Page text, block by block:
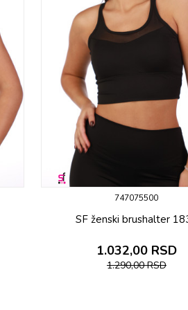
747075500
SF ženski brushalter
1.032,00 RSD
1.290,00RSD